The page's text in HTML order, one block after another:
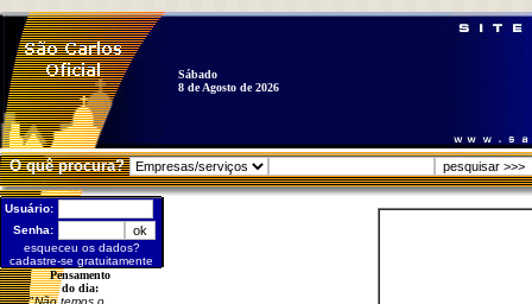
Sábado
8 de Agosto de 2026
O quê procura?
Usuário:
Senha:
esqueceu os dados?
cadastre-se gratuitamente
Pensamento
do dia:
"Não temos o